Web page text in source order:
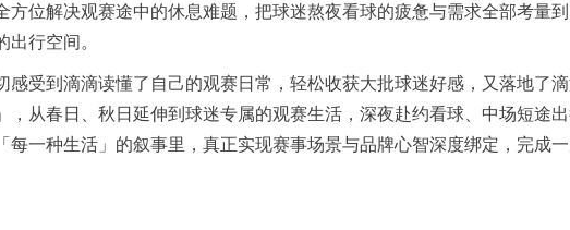
位解决观赛途中的休息难题，把球迷熬夜看球的疲惫与需求全部考量到
行空间。
感受到滴滴读懂了自己的观赛日常，轻松收获大批球迷好感，又落地了
，从春日、秋日延伸到球迷专属的观赛生活，深夜赴约看球、中场短途
每一种生活」的叙事里，真正实现赛事场景与品牌心智深度绑定，完成